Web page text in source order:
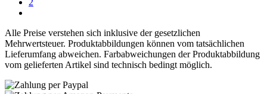
Alle Preise verstehen sich inklusive der gesetzlichen
Mehrwertsteuer. Produktabbildungen können vom tatsächlichen
Lieferumfang abweichen. Farbabweichungen der Produktabbildung
vom gelieferten Artikel sind technisch bedingt möglich.